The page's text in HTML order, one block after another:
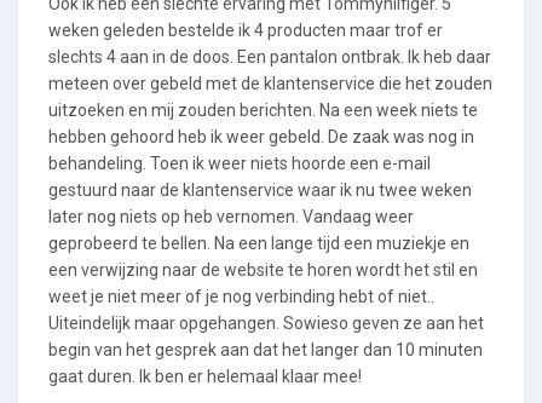
weken geleden bestelde ik 4 producten maar trof er
slechts 4 aan in de doos. Een pantalon ontbrak. Ik heb daar
meteen over gebeld met de klantenservice die het zouden
uitzoeken en mij zouden berichten. Na een week niets te
hebben gehoord heb ik weer gebeld. De zaak was nog in
behandeling. Toen ik weer niets hoorde een e-mail
gestuurd naar de klantenservice waar ik nu twee weken
later nog niets op heb vernomen. Vandaag weer
geprobeerd te bellen. Na een lange tijd een muziekje en
een verwijzing naar de website te horen wordt het stil en
weet je niet meer of je nog verbinding hebt of niet..
Uiteindelijk maar opgehangen. Sowieso geven ze aan het
begin van het gesprek aan dat het langer dan 10 minuten
gaat duren. Ik ben er helemaal klaar mee!